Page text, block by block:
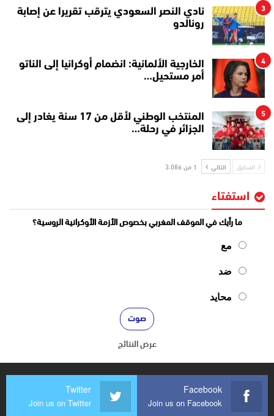
3
نادي النصر السعودي يترقب تقريرا عن إصابة
رونالدو
4
الخارجية الألمانية: انضمام أوكرانيا إلى الناتو
أمر مستحيل…
5
المنتخب الوطني لأقل من 17 سنة يغادر إلى
الجزائر في رحلة…
السابق التالي 1 من 3٬086
استفتاء
ما رأيك في الموقف المغربي بخصوص الأزمة الأوكرانية الروسية؟
مع
ضد
محايد
عرض النتائج
Facebook
Join us on Facebook
Twitter
Join us on Twitter